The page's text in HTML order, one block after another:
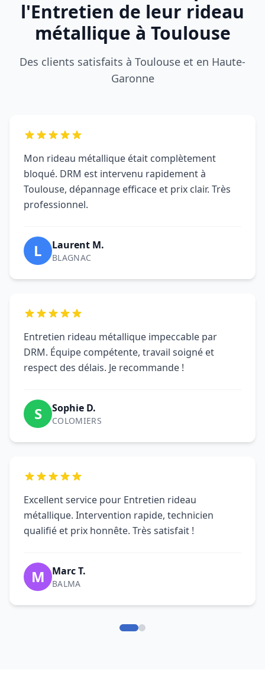
bloqué. DRM est intervenu rapidement à
Toulouse, dépannage efficace et prix clair. Très
professionnel.
Entretien rideau métallique impeccable par
DRM. Équipe compétente, travail soigné et
respect des délais. Je recommande !
S Sophie D.
COLOMIERS
Excellent service pour Entretien rideau
métallique. Intervention rapide, technicien
qualifié et prix honnête. Très satisfait !
M Marc T.
BALMA
FAQ Entretien Rideau
Métallique Toulouse - DRM
Questions fréquentes sur l'entretien et la
maintenance de rideaux métalliques à
Toulouse